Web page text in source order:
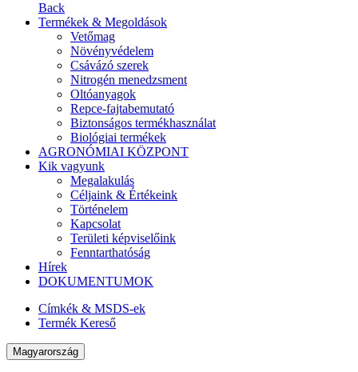
Back
Termékek & Megoldások
Vetőmag
Növényvédelem
Csávázó szerek
Nitrogén menedzsment
Oltóanyagok
Repce-fajtabemutató
Biztonságos termékhasználat
Biológiai termékek
AGRONÓMIAI KÖZPONT
Kik vagyunk
Megalakulás
Céljaink & Értékeink
Történelem
Kapcsolat
Területi képviselőink
Fenntarthatóság
Hírek
DOKUMENTUMOK
Címkék & MSDS-ek
Termék Kereső
Magyarország